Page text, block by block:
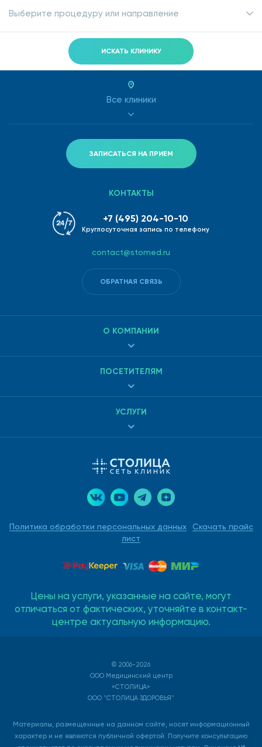
Выберите процедуру или направление
ИСКАТЬ КЛИНИКУ
Все клиники
ЗАПИСАТЬСЯ НА ПРИЕМ
Политика обработки персональных данных
Скачать прайс
лист
О КОМПАНИИ
ПОСЕТИТЕЛЯМ
УСЛУГИ
КОНТАКТЫ
+7 (495) 204-10-10
Круглосуточная запись по телефону
contact@stomed.ru
ОБРАТНАЯ СВЯЗЬ
Цены на услуги, указанные на сайте, могут
отличаться от фактических, уточняйте в контакт-
центре актуальную информацию.
© 2006-2026
ООО Медицинский центр
«СТОЛИЦА»
ООО "СТОЛИЦА ЗДОРОВЬЯ"
Материалы, размещенные на данном сайте, носят информационный
характер и не являются публичной офертой. Получите консультацию